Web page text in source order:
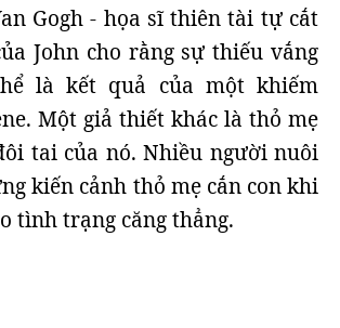
Gogh - họa sĩ thiên tài tự cắt
John cho rằng sự thiếu vắng
là kết quả của một khiếm
Một giả thiết khác là thỏ mẹ
tai của nó. Nhiều người nuôi
kiến cảnh thỏ mẹ cắn con khi
tình trạng căng thẳng.